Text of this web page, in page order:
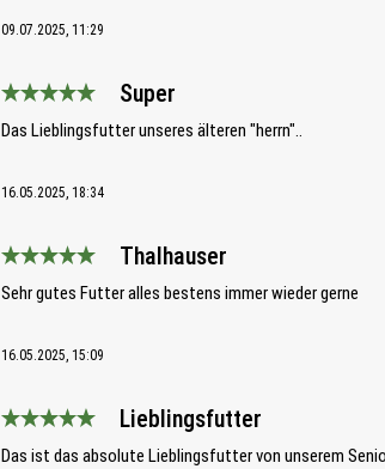
09.07.2025, 11:29
Bewertung mit 5 von 5 Sternen
Super
Das Lieblingsfutter unseres älteren "herrn"..
16.05.2025, 18:34
Thalhauser
Sehr gutes Futter alles bestens immer wieder gerne
16.05.2025, 15:09
Bewertung mit 5 von 5 Sternen
Lieblingsfutter
Das ist das absolute Lieblingsfutter von unserem